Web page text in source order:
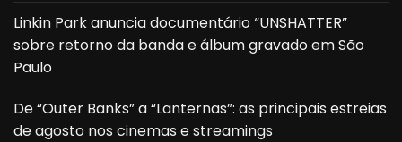
Linkin Park anuncia documentário “UNSHATTER”
sobre retorno da banda e álbum gravado em São
Paulo
De “Outer Banks” a “Lanternas”: as principais estreias
de agosto nos cinemas e streamings